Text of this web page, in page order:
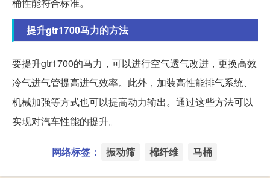
提升gtr1700马力的方法
要提升gtr1700的马力，可以进行空气透气改进，更换高效
冷气进气管提高进气效率。此外，加装高性能排气系统、
机械加强等方式也可以提高动力输出。通过这些方法可以
实现对汽车性能的提升。
网络标签： 振动筛 棉纤维 马桶